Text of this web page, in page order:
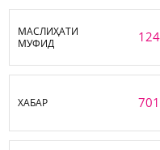
МАСЛИҲАТИ
МУФИД
ХАБАР